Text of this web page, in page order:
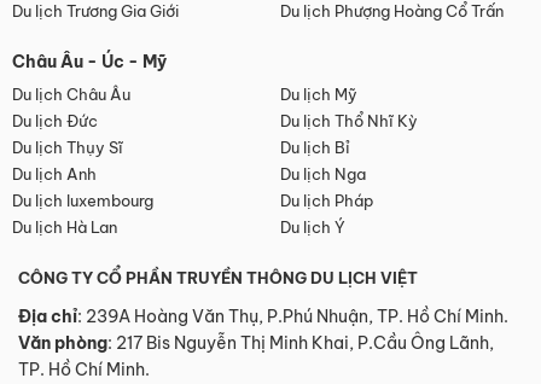
Du lịch Trương Gia Giới
Du lịch Phượng Hoàng Cổ Trấn
Châu Âu - Úc - Mỹ
Du lịch Châu Âu
Du lịch Mỹ
Du lịch Đức
Du lịch Thổ Nhĩ Kỳ
Du lịch Thụy Sĩ
Du lịch Bỉ
Du lịch Anh
Du lịch Nga
Du lịch luxembourg
Du lịch Pháp
Du lịch Hà Lan
Du lịch Ý
CÔNG TY CỔ PHẦN TRUYỀN THÔNG DU LỊCH VIỆT
Địa chỉ: 239A Hoàng Văn Thụ, P.Phú Nhuận, TP. Hồ Chí Minh.
Văn phòng: 217 Bis Nguyễn Thị Minh Khai, P.Cầu Ông Lãnh,
TP. Hồ Chí Minh.